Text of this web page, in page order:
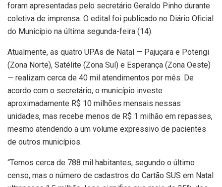
foram apresentadas pelo secretário Geraldo Pinho durante
coletiva de imprensa. O edital foi publicado no Diário Oficial
do Município na última segunda-feira (14).
Atualmente, as quatro UPAs de Natal — Pajuçara e Potengi
(Zona Norte), Satélite (Zona Sul) e Esperança (Zona Oeste)
— realizam cerca de 40 mil atendimentos por mês. De
acordo com o secretário, o município investe
aproximadamente R$ 10 milhões mensais nessas
unidades, mas recebe menos de R$ 1 milhão em repasses,
mesmo atendendo a um volume expressivo de pacientes
de outros municípios.
“Temos cerca de 788 mil habitantes, segundo o último
censo, mas o número de cadastros do Cartão SUS em Natal